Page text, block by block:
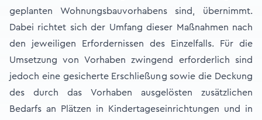
geplanten Wohnungsbauvorhabens sind, übernimmt.
Dabei richtet sich der Umfang dieser Maßnahmen nach
den jeweiligen Erfordernissen des Einzelfalls. Für die
Umsetzung von Vorhaben zwingend erforderlich sind
jedoch eine gesicherte Erschließung sowie die Deckung
des durch das Vorhaben ausgelösten zusätzlichen
Bedarfs an Plätzen in Kindertageseinrichtungen und in